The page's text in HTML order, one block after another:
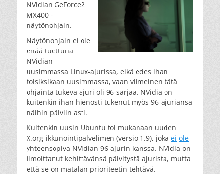
NVidian GeForce2
MX400 -
näytönohjain.
Näytönohjain ei ole
enää tuettuna
NVidian
uusimmassa Linux-ajurissa, eikä edes ihan
toisiksikaan uusimmassa, vaan viimeinen tätä
ohjainta tukeva ajuri oli 96-sarjaa. NVidia on
kuitenkin ihan hienosti tukenut myös 96-ajuriansa
näihin päiviin asti.
Kuitenkin uusin Ubuntu toi mukanaan uuden
X.org-ikkunointipalvelimen (versio 1.9), joka ei ole
yhteensopiva NVidian 96-ajurin kanssa. NVidia on
ilmoittanut kehittävänsä päivitystä ajurista, mutta
että se on matalan prioriteetin tehtävä.